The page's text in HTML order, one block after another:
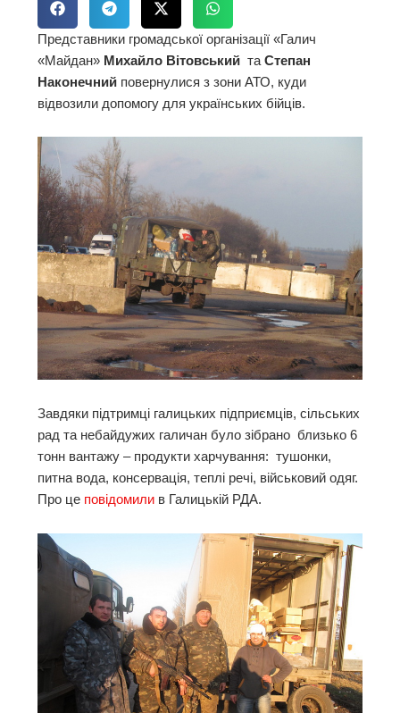
Представники громадської організації «Галич
«Майдан» Михайло Вітовський таСтепан
Наконечний повернулися з зони АТО, куди
відвозили допомогу для українських бійців.
Завдяки підтримці галицьких підприємців, сільських
рад та небайдужих галичан було зібрано близько 6
тонн вантажу – продукти харчування: тушонки,
питна вода, консервація, теплі речі, військовий одяг.
Про це повідомили в Галицькій РДА.